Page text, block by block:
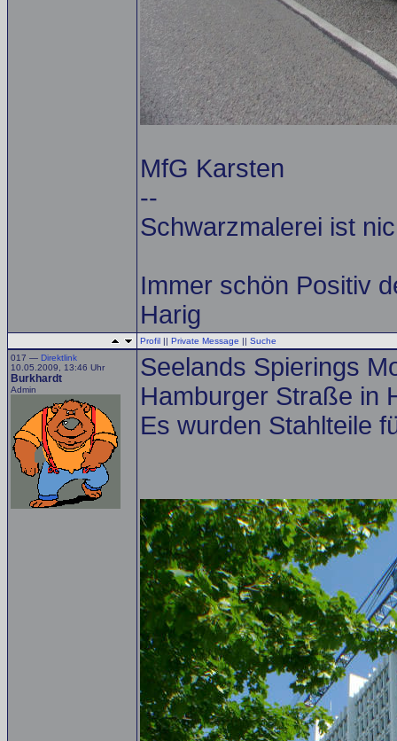
MfG Karsten
--
Schwarzmalerei ist
Immer schön Positiv
Harig
Profil || Private Message || Suche
017 — Direktlink
10.05.2009, 13:46 Uhr
Burkhardt
Admin
Seelands Spierings
Hamburger Straße in
Es wurden Stahlteile